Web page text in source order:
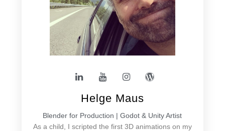
Helge Maus
Blender for Production | Godot & Unity Artist
As a child, I scripted the first 3D animations on my